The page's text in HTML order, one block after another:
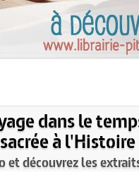
dans le
à l'Histoire
et découvrez les